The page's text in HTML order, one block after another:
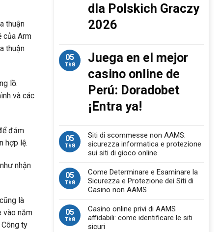
thuận
của Arm
thuận
lồ.
và các
đảm
hợp lệ.
nhận
là
vào năm
ty
dla Polskich Graczy
2026
05
Th8
Juega en el mejor
casino online de
Perú: Doradobet
¡Entra ya!
05
Th8
Siti di scommesse non AAMS:
sicurezza informatica e protezione
sui siti di gioco online
05
Th8
Come Determinare e Esaminare la
Sicurezza e Protezione dei Siti di
Casino non AAMS
05
Th8
Casino online privi di AAMS
affidabili: come identificare le siti
sicuri